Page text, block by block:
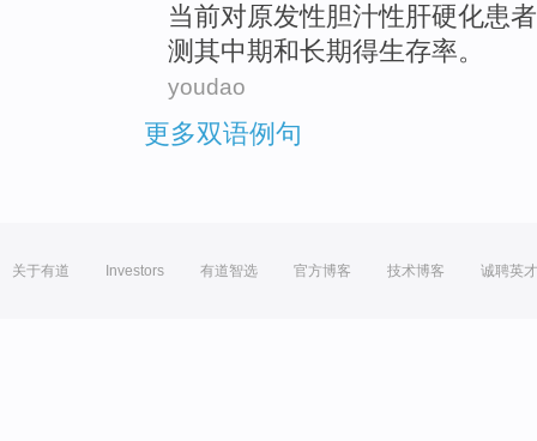
当前对原发性胆汁性肝硬化患者
测其中期和长期得生存率。
youdao
更多双语例句
关于有道 Investors 有道智选 官方博客 技术博客 诚聘英才